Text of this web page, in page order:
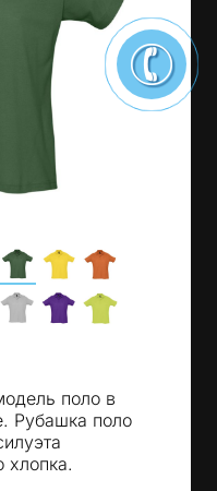
поло в
Рубашка поло
хлопка.